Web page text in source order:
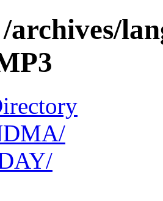
archives/